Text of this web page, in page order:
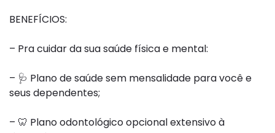
BENEFÍCIOS:
– Pra cuidar da sua saúde física e mental:
– 🩺 Plano de saúde sem mensalidade para você e
seus dependentes;
– 🦷 Plano odontológico opcional extensivo à